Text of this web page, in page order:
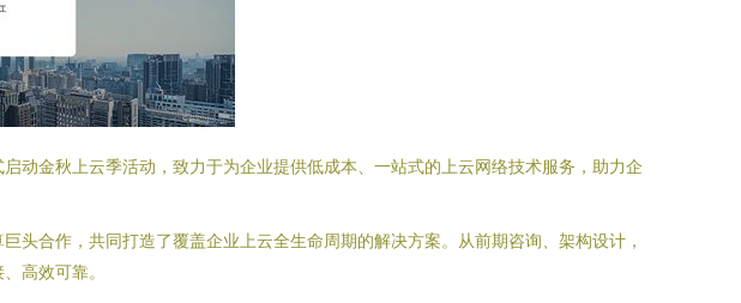
动金秋上云季活动，致力于为企业提供低成本、一站式的上云网络技术服务，助力企
合作，共同打造了覆盖企业上云全生命周期的解决方案。从前期咨询、架构设计，
高效可靠。